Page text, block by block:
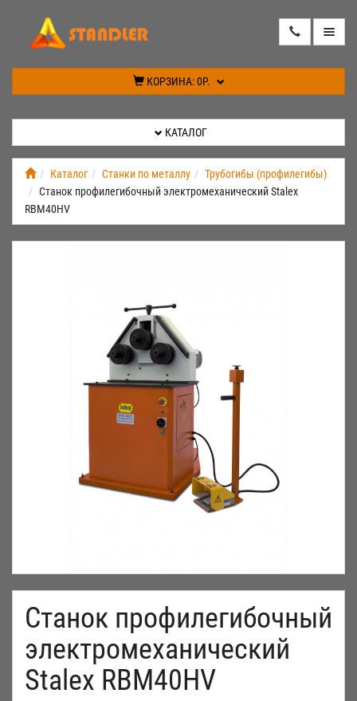
КОРЗИНА:0Р.
СПЕЦПРЕДЛОЖЕНИЕ
КАТАЛОГ
Каталог Станки по металлу
Трубогибы (профилегибы)
Станок профилегибочный электромеханический Stalex
RBM40HV
Станок профилегибочный
электромеханический
Stalex RBM40HV